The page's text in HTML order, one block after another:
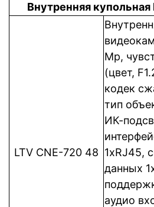
Внутренняя
LTV CNE-720 48
Mp,
(цвет,
кодек
тип
ИК-
1xRJ45,
данных
аудио